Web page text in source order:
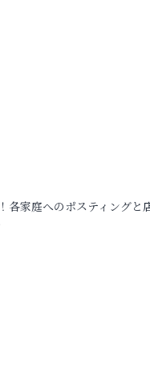
各家庭へのポスティングと